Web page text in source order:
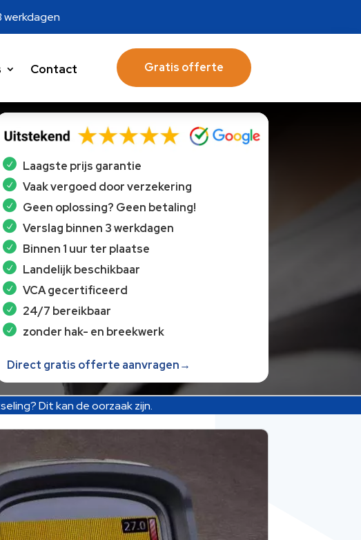
Contact Gratis offerte
Laagste prijs garantie
Vaak vergoed door verzekering
Geen oplossing? Geen betaling!
Verslag binnen 3 werkdagen
Binnen 1 uur ter plaatse
Landelijk beschikbaar
VCA gecertificeerd
24/7 bereikbaar
zonder hak- en breekwerk
Direct gratis offerte aanvragen→
Dit kan de oorzaak zijn.​